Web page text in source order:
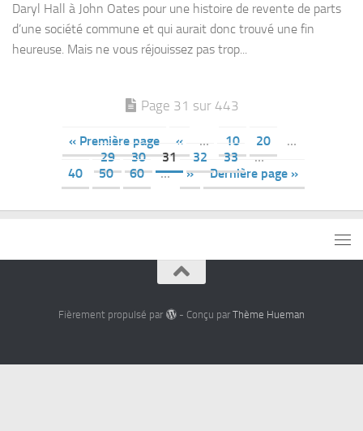
Daryl Hall à John Oates pour une histoire de revente de parts
d’une société commune et qui aurait donc trouvé une fin
heureuse. Mais ne vous réjouissez pas trop...
Page 31 sur 443
« Première page « … 10 20
…
29
30 31 32 33
…
40
50 60 … » Dernière page »
Fièrement propulsé par - Conçu par Thème Hueman